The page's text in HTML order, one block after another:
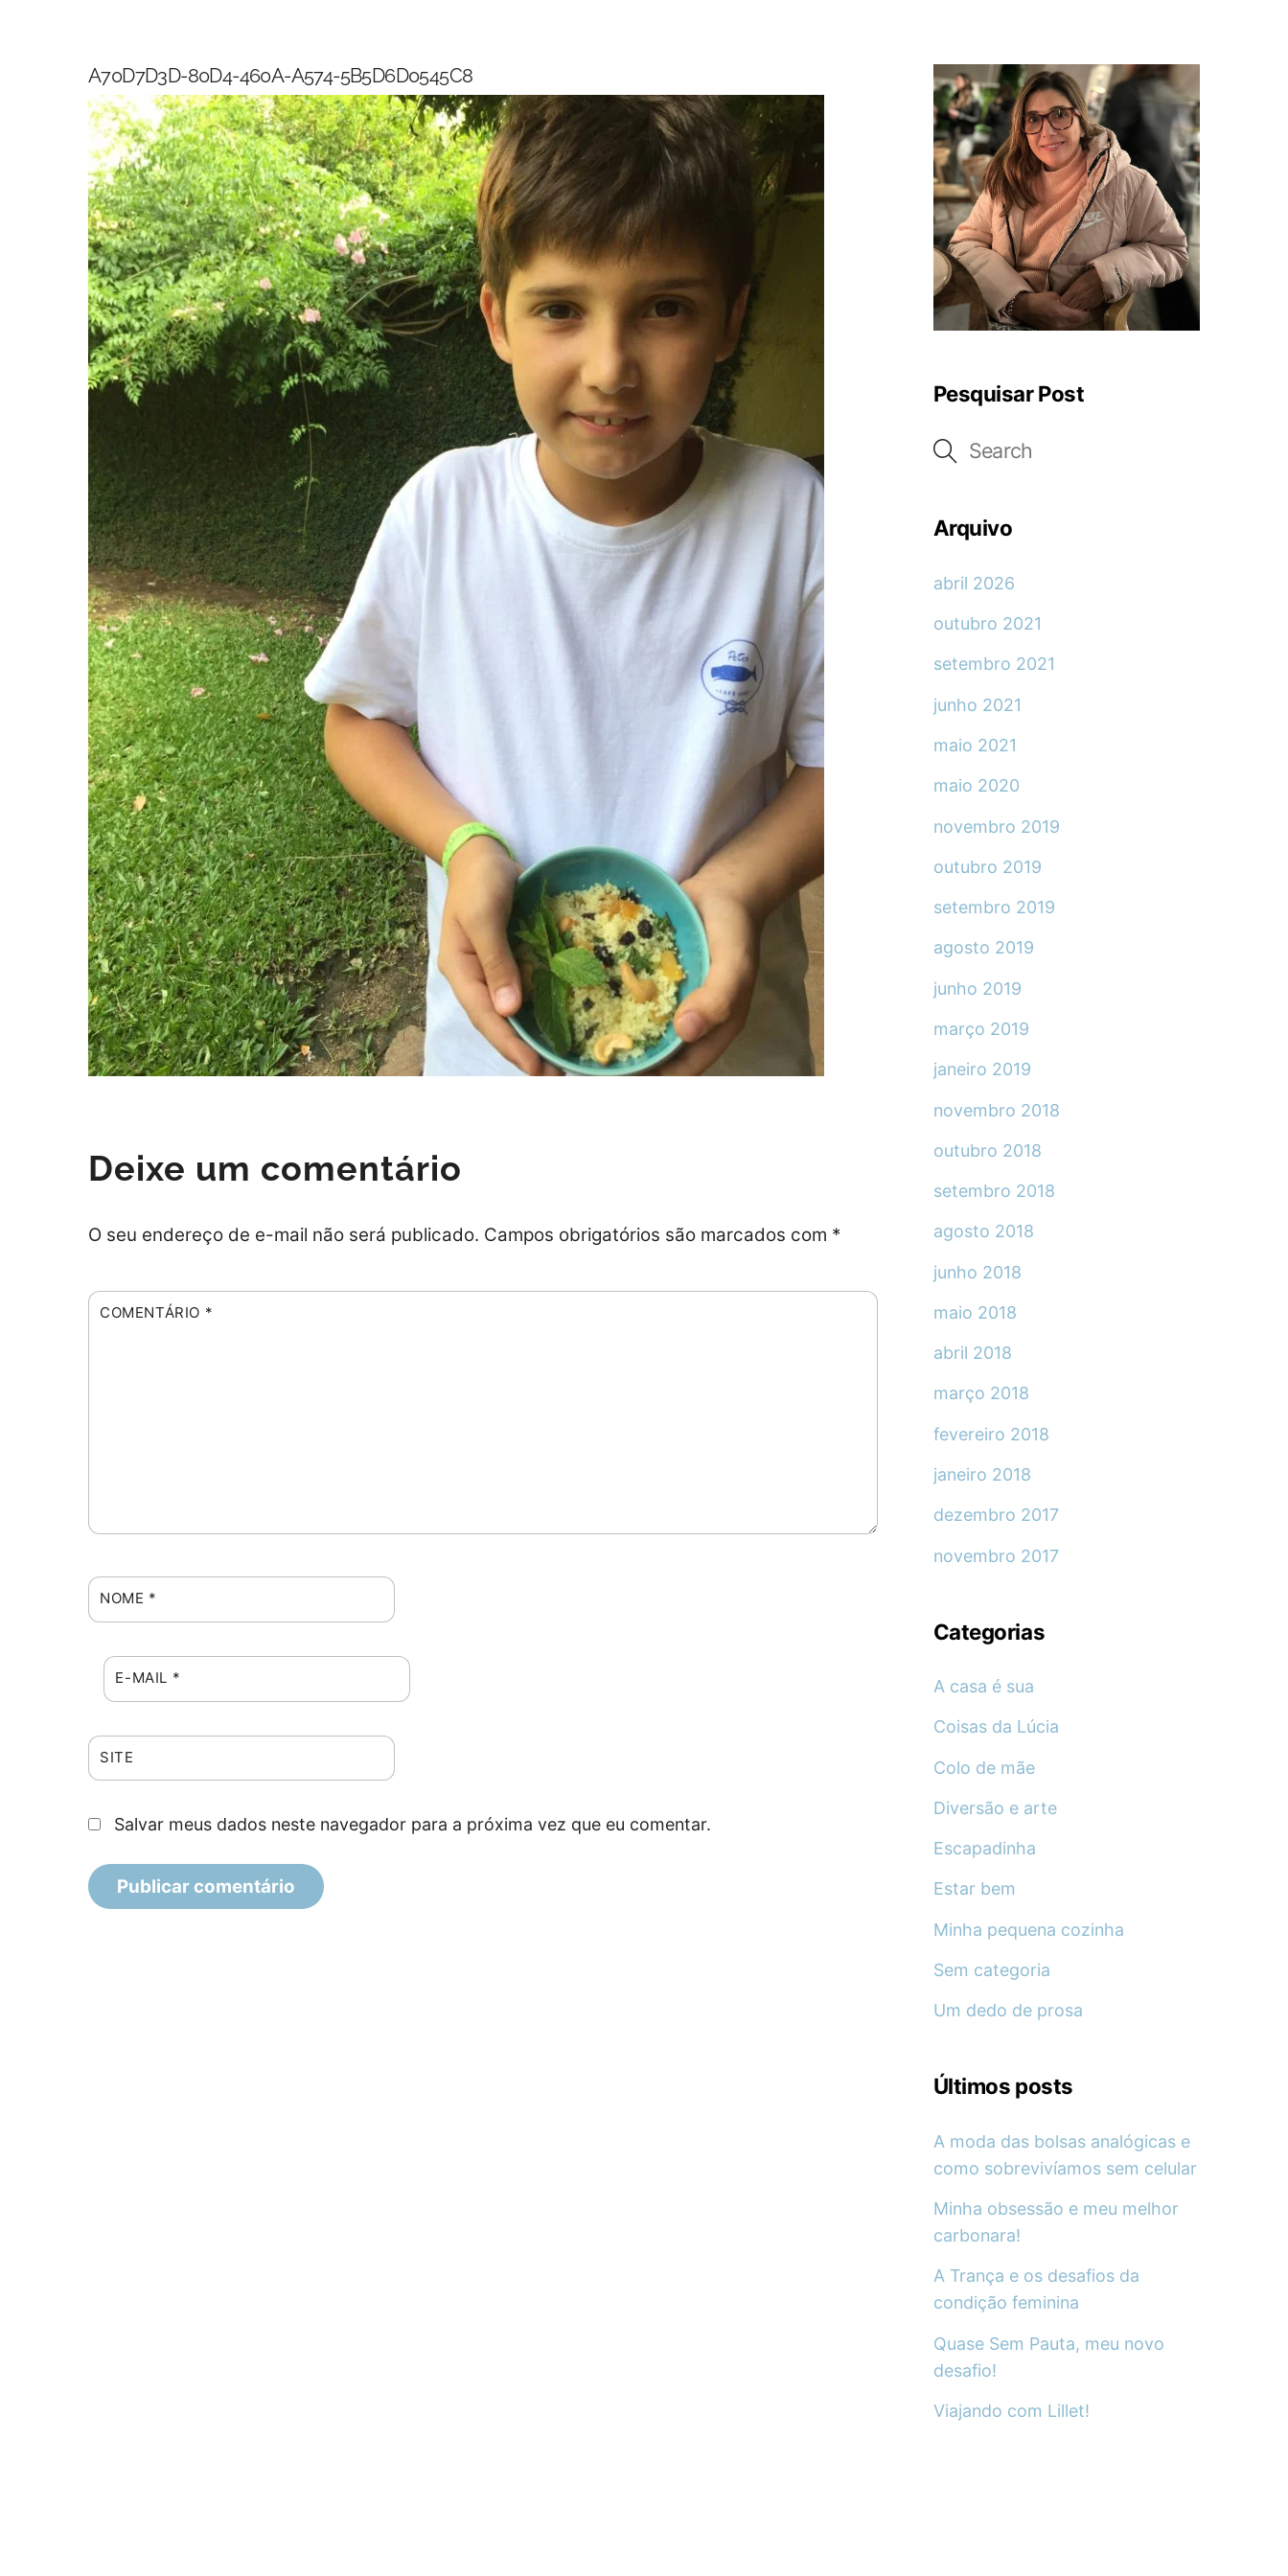
A70D7D3D-80D4-460A-A574-5B5D6D0545C8
Deixe um comentário
O seu endereço de e-mail não será publicado. Campos obrigatórios são marcados com *
COMENTÁRIO *
NOME *
E-MAIL *
SITE
Salvar meus dados neste navegador para a próxima vez que eu comentar.
Pesquisar Post
Arquivo
abril 2026
outubro 2021
setembro 2021
junho 2021
maio 2021
maio 2020
novembro 2019
outubro 2019
setembro 2019
agosto 2019
junho 2019
março 2019
janeiro 2019
novembro 2018
outubro 2018
setembro 2018
agosto 2018
junho 2018
maio 2018
abril 2018
março 2018
fevereiro 2018
janeiro 2018
dezembro 2017
novembro 2017
Categorias
A casa é sua
Coisas da Lúcia
Colo de mãe
Diversão e arte
Escapadinha
Estar bem
Minha pequena cozinha
Sem categoria
Um dedo de prosa
Últimos posts
A moda das bolsas analógicas e
como sobrevivíamos sem celular
Minha obsessão e meu melhor
carbonara!
A Trança e os desafios da
condição feminina
Quase Sem Pauta, meu novo
desafio!
Viajando com Lillet!